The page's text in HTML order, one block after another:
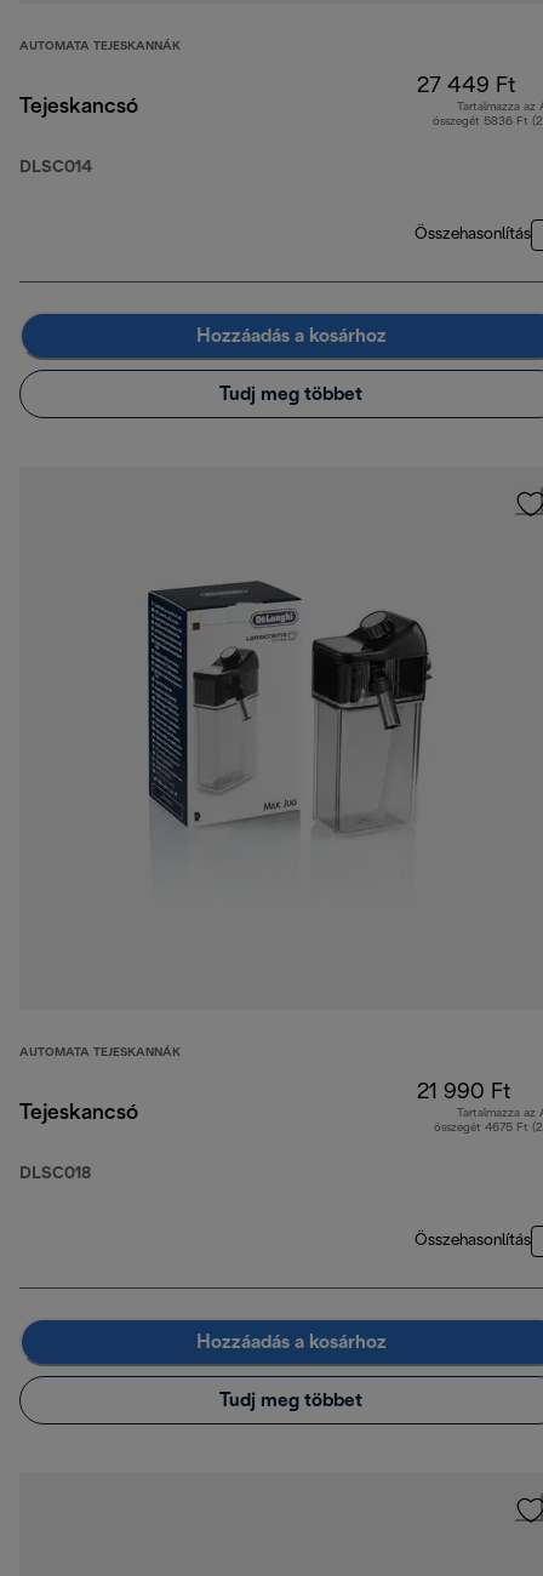
AUTOMATA TEJESKANNÁK
Tejeskancsó
DLSC014
27 449 Ft
Tartalmazza az
összegét 5836 Ft
Összehasonlítás
Hozzáadás a kosárhoz
Tudj meg többet
AUTOMATA TEJESKANNÁK
Tejeskancsó
DLSC018
21 990 Ft
Tartalmazza az
összegét 4675 Ft
Összehasonlítás
Hozzáadás a kosárhoz
Tudj meg többet